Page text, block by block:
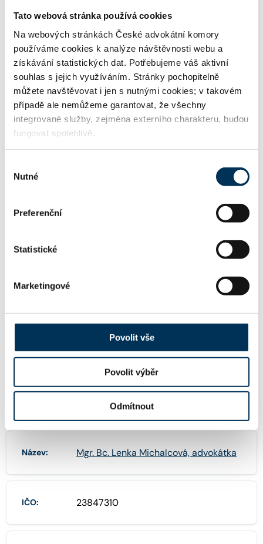
Tato webová stránka používá cookies
Na webových stránkách České advokátní komory
používáme cookies k analýze návštěvnosti webu a
získávání statistických dat. Potřebujeme váš aktivní
souhlas s jejich využíváním. Stránky pochopitelně
můžete navštěvovat i jen s nutnými cookies; v takovém
případě ale nemůžeme garantovat, že všechny
integrované služby, zejména externího charakteru, budou
fungovat spolehlivě.
souhlasu
Nutné
Preferenční
Statistické
Marketingové
Povolit vše
Povolit výběr
Odmítnout
21 ochrana průmyslového a duševního
vlastnictví
23 autorské právo
24 mediální právo, reklama, ochrana osobních
TRVALE SPOLUPRACUJE S FIRMOU
PricewaterhouseCoopers Legal s.r.o., advokátní kan
KONTAKT
Email: lenka.michalcova@pwc.com
Název: Mgr. Bc. Lenka Michalcová, advokátka
IČO: 23847310